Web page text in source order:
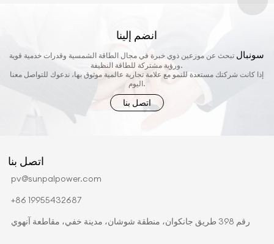
انضم إلينا
سونبال تبحث عن موزعين ذوي خبرة في مجال الطاقة الشمسية وقدرات خدمية قوية
ورؤية مشتركة للطاقة النظيفة.
إذا كانت شركتك مستعدة للنمو مع علامة تجارية عالمية موثوق بها، ندعوك للتواصل معنا
اليوم.
اتصل بنا
اتصل بنا
pv@sunpalpower.com
+86 19955432687
رقم 398 طريق جانكوان، منطقة شوشان، مدينة خفي، مقاطعة آنهوي